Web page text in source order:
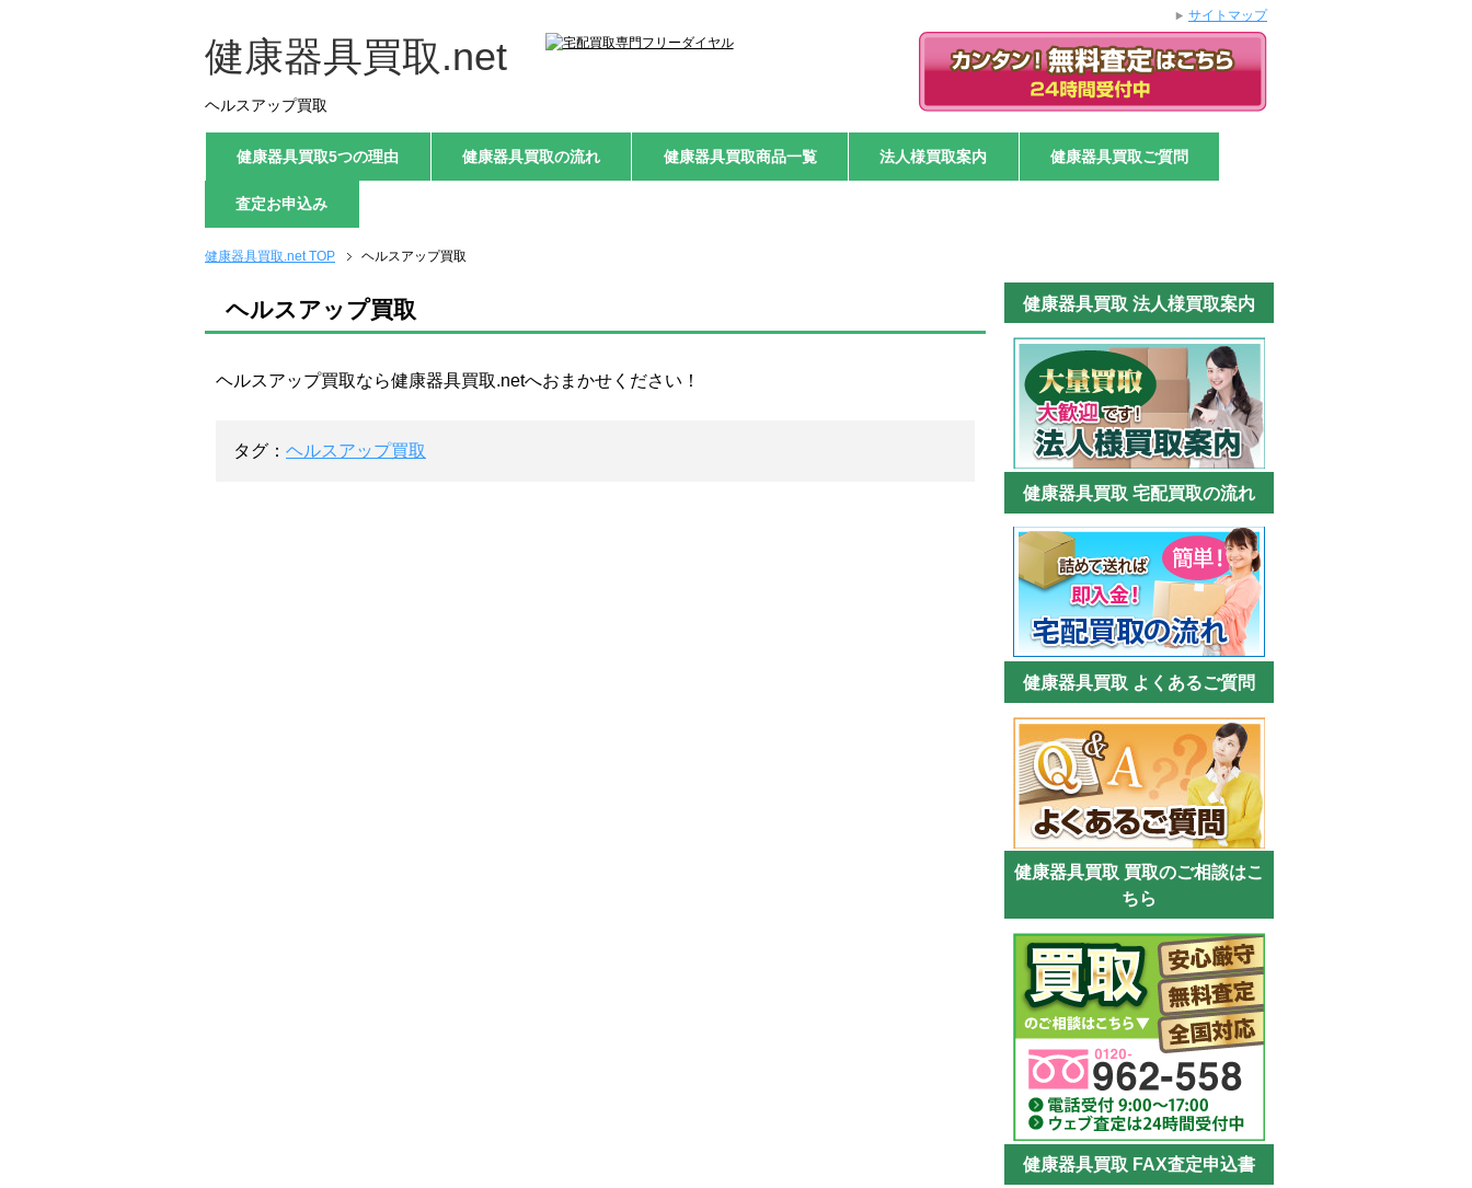
健康器具買取.net
ヘルスアップ買取
健康器具買取5つの理由 健康器具買取の流れ 健康器具買取商品一覧 法人様買取案内 健康器具買取ご質問
査定お申込み
健康器具買取.net TOP ヘルスアップ買取
ヘルスアップ買取
ヘルスアップ買取なら健康器具買取.netへおまかせください！
タグ： ヘルスアップ買取
健康器具買取 法人様買取案内
健康器具買取 宅配買取の流れ
健康器具買取 よくあるご質問
健康器具買取 買取のご相談はこ
ちら
健康器具買取 FAX査定申込書
サイトマップ